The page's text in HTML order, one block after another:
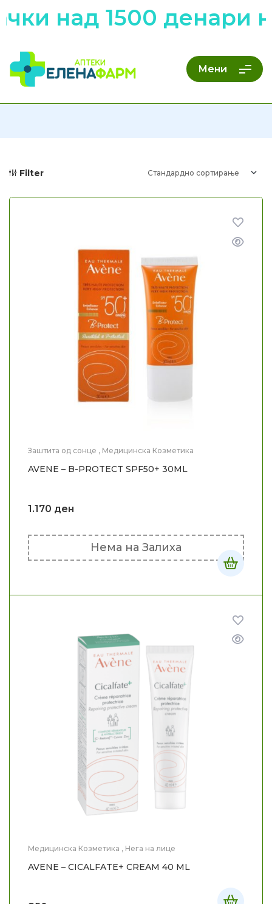
1500 денари низ
Мени
Filter
Заштита од сонце , Медицинска Козметика
AVENE – B-PROTECT SPF50+ 30ML
1.170 ден
Нема на Залиха
Медицинска Козметика , Нега на лице
AVENE – CICALFATE+ CREAM 40 ML